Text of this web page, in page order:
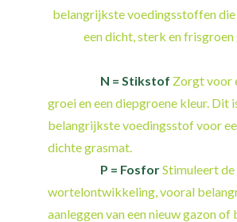
belangrijkste voedingsstoffen
een dicht, sterk en frisgroen
N = Stikstof Zorgt voor
groei en een diepgroene kleur. Dit
belangrijkste voedingsstof voor
dichte grasmat.
P = FosforStimuleert de
wortelontwikkeling, vooral
aanleggen van een nieuw gazon of